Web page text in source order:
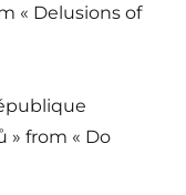
« Delusions of
» from « Do